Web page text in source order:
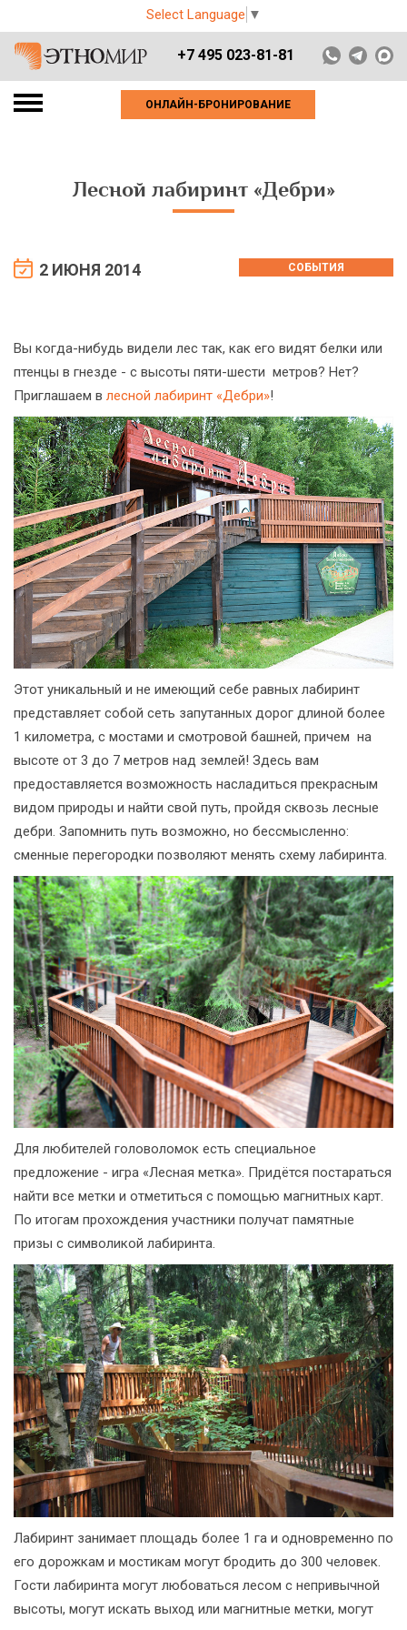
Select Language ▼
+7 495 023-81-81
ОНЛАЙН-БРОНИРОВАНИЕ
Лесной лабиринт «Дебри»
2 ИЮНЯ 2014 СОБЫТИЯ
Вы когда-нибудь видели лес так, как его видят белки или
птенцы в гнезде - с высоты пяти-шести метров? Нет?
Приглашаем в лесной лабиринт «Дебри»!
Этот уникальный и не имеющий себе равных лабиринт
представляет собой сеть запутанных дорог длиной более
1 километра, с мостами и смотровой башней, причем на
высоте от 3 до 7 метров над землей! Здесь вам
предоставляется возможность насладиться прекрасным
видом природы и найти свой путь, пройдя сквозь лесные
дебри. Запомнить путь возможно, но бессмысленно:
сменные перегородки позволяют менять схему лабиринта.
Для любителей головоломок есть специальное
предложение - игра «Лесная метка». Придётся постараться
найти все метки и отметиться с помощью магнитных карт.
По итогам прохождения участники получат памятные
призы с символикой лабиринта.
Лабиринт занимает площадь более 1 га и одновременно по
его дорожкам и мостикам могут бродить до 300 человек.
Гости лабиринта могут любоваться лесом с непривычной
высоты, могут искать выход или магнитные метки, могут